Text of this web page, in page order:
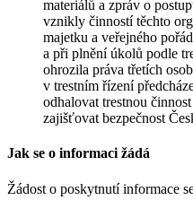
materiálů a zpráv o
vznikly činností těchto
majetku a veřejného
a při plnění úkolů podle
ohrozila práva třetích
v trestním řízení
odhalovat trestnou
zajišťovat bezpečnost
Jak se o informaci žádá
Žádost o poskytnutí informace